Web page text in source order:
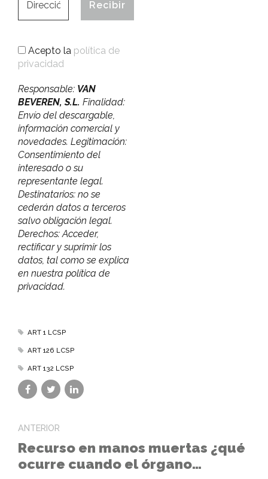
Acepto la política de
privacidad
Responsable: VAN
BEVEREN, S.L. Finalidad:
Envío del descargable,
información comercial y
novedades. Legitimación:
Consentimiento del
interesado o su
representante legal.
Destinatarios: no se
cederán datos a terceros
salvo obligación legal.
Derechos: Acceder,
rectificar y suprimir los
datos, tal como se explica
en nuestra política de
privacidad.
ART 1 LCSP
ART 126 LCSP
ART 132 LCSP
ANTERIOR
Recurso en manos muertas ¿qué
ocurre cuando el órgano